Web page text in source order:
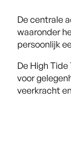
De centrale
waaronder
persoonlijk
De High
voor
veerkracht